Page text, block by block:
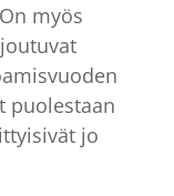
myös
puolestaan
jo